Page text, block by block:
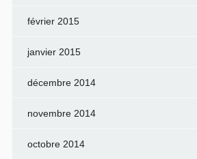
février 2015
janvier 2015
décembre 2014
novembre 2014
octobre 2014